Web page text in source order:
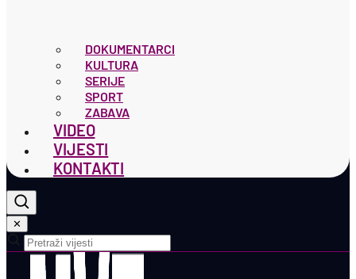
DOKUMENTARCI
KULTURA
SERIJE
SPORT
ZABAVA
VIDEO
VIJESTI
KONTAKTI
✕